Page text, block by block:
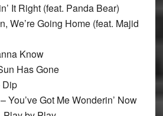
It Right (feat. Panda Bear)
We’re Going Home (feat. Majid
Know
Has Gone
Dip
You’ve Got Me Wonderin’ Now